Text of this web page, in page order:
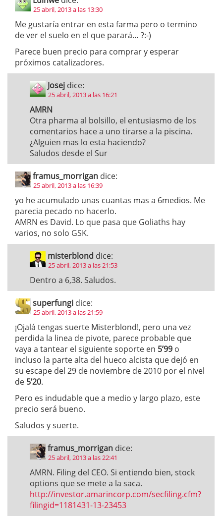
25 abril, 2013 a las 13:30
Me gustaría entrar en esta farma pero o termino
de ver el suelo en el que parará… ?:-)
Parece buen precio para comprar y esperar
próximos catalizadores.
Josej dice:
25 abril, 2013 a las 16:21
AMRN
Otra pharma al bolsillo, el entusiasmo de los
comentarios hace a uno tirarse a la piscina.
¿Alguien mas lo esta haciendo?
Saludos desde el Sur
framus_morrigan dice:
25 abril, 2013 a las 16:39
yo he acumulado unas cuantas mas a 6medios. Me
parecia pecado no hacerlo.
AMRN es David. Lo que pasa que Goliaths hay
varios, no solo GSK.
misterblond dice:
25 abril, 2013 a las 21:53
Dentro a 6,38. Saludos.
superfungi dice:
25 abril, 2013 a las 21:59
¡Ojalá tengas suerte Misterblond!, pero una vez
perdida la linea de pivote, parece probable que
vaya a tantear el siguiente soporte en 5’99 o
incluso la parte alta del hueco alcista que dejó en
su escape del 29 de noviembre de 2010 por el nivel
de 5’20.
Pero es indudable que a medio y largo plazo, este
precio será bueno.
Saludos y suerte.
framus_morrigan dice:
25 abril, 2013 a las 22:41
AMRN. Filing del CEO. Si entiendo bien, stock
options que se mete a la saca.
http://investor.amarincorp.com/secfiling.cfm?
filingid=1181431-13-23453